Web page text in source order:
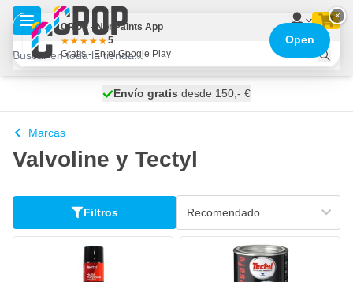
Ir al contenido
se envía hoy
Envío gratis desde 150,- €
100 días
Marcas
Valvoline y Tectyl
Filtros
×
CROP - NonPaints App
5
Gratis - En el Google Play
Open